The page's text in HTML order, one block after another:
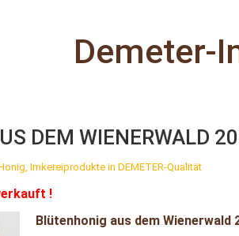
Demeter-
DEM WIENERWALD
, Imkereiprodukte in DEMETER-Qualität
!
Blütenhonig aus dem Wienerwald